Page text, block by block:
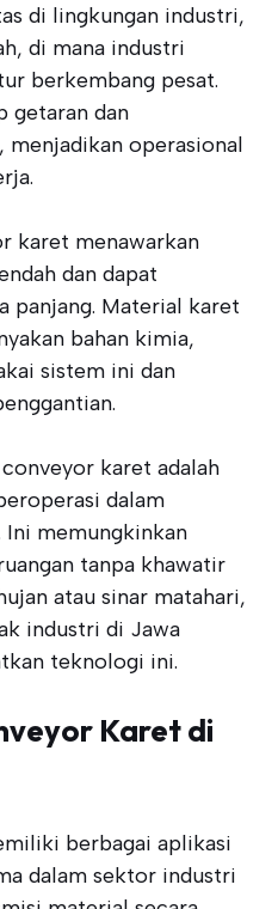
di lingkungan industri,
di mana industri
berkembang pesat.
getaran dan
menjadikan operasional
karet menawarkan
dan dapat
panjang. Material karet
bahan kimia,
sistem ini dan
karet adalah
dalam
Ini memungkinkan
tanpa khawatir
atau sinar matahari,
industri di Jawa
teknologi ini.
Karet di
berbagai aplikasi
dalam sektor industri